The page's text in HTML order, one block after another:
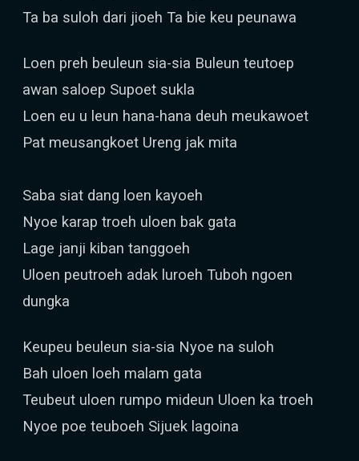
Ta ba suloh dari jioeh Ta bie keu peunawa
Loen preh beuleun sia-sia Buleun teutoep
awan saloep Supoet sukla
Loen eu u leun hana-hana deuh meukawoet
Pat meusangkoet Ureng jak mita
Saba siat dang loen kayoeh
Nyoe karap troeh uloen bak gata
Lage janji kiban tanggoeh
Uloen peutroeh adak luroeh Tuboh ngoen
dungka
Keupeu beuleun sia-sia Nyoe na suloh
Bah uloen loeh malam gata
Teubeut uloen rumpo mideun Uloen ka troeh
Nyoe poe teuboeh Sijuek lagoina